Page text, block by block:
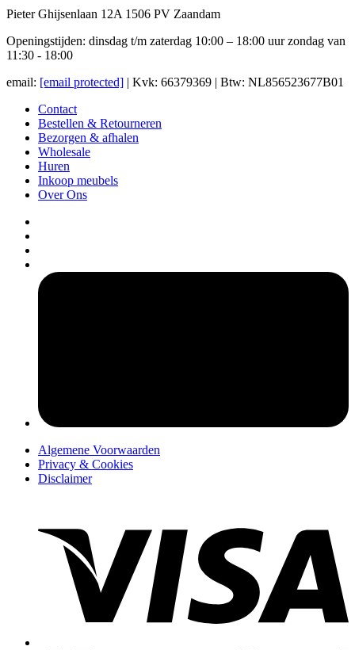
Pieter Ghijsenlaan 12A 1506 PV Zaandam
Openingstijden: dinsdag t/m zaterdag 10:00 – 18:00 uur zondag van
11:30 - 18:00
email: [email protected] | Kvk: 66379369 | Btw: NL856523677B01
Contact
Bestellen & Retourneren
Bezorgen & afhalen
Wholesale
Huren
Inkoop meubels
Over Ons
Algemene Voorwaarden
Privacy & Cookies
Disclaimer